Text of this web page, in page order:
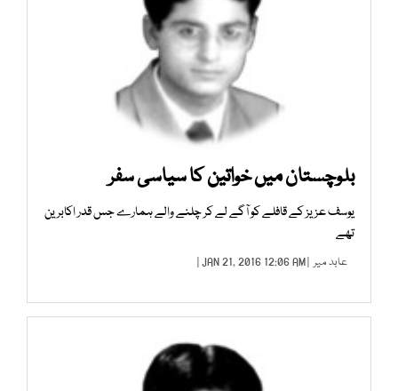
بلوچستان میں خواتین کا سیاسی سفر
یوسف عزیز کے قافلے کو آگے لے کر چلنے والے ہمارے جس قدر اکابرین
تھے
عابد میر | JAN 21, 2016 12:06 AM |